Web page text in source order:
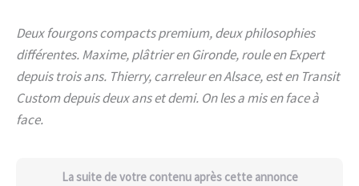
Deux fourgons compacts premium, deux philosophies
différentes. Maxime, plâtrier en Gironde, roule en Expert
depuis trois ans. Thierry, carreleur en Alsace, est en Transit
Custom depuis deux ans et demi. On les a mis en face à
face.
La suite de votre contenu après cette annonce